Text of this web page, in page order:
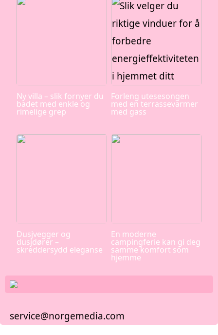
Ny villa – slik fornyer du
badet med enkle og
rimelige grep
Forleng utesesongen
med en terrassevarmer
med gass
Dusjvegger og
dusjdører –
skreddersydd eleganse
En moderne
campingferie kan gi deg
samme komfort som
hjemme
service@norgemedia.com